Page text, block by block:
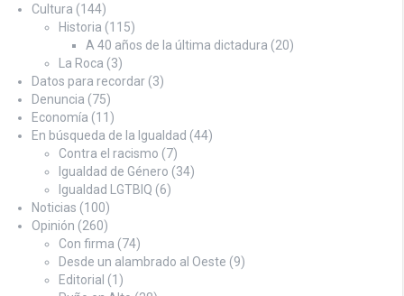
Cultura (144)
Historia (115)
A 40 años de la última dictadura (20)
La Roca (3)
Datos para recordar (3)
Denuncia (75)
Economía (11)
En búsqueda de la Igualdad (44)
Contra el racismo (7)
Igualdad de Género (34)
Igualdad LGTBIQ (6)
Noticias (100)
Opinión (260)
Con firma (74)
Desde un alambrado al Oeste (9)
Editorial (1)